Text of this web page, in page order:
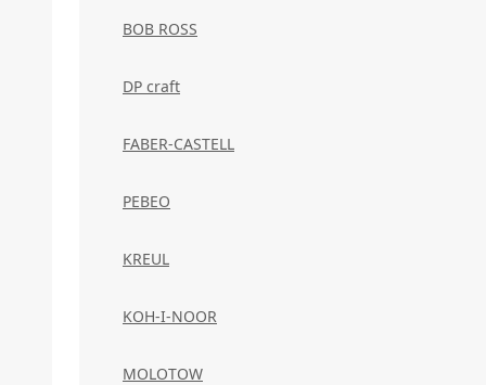
BOB ROSS
DP craft
FABER-CASTELL
PEBEO
KREUL
KOH-I-NOOR
MOLOTOW